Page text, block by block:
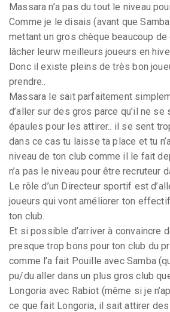
Massara n’a pas du tout le niveau
Comme je le disais (avant que Samba
mettant un gros chèque beaucoup
lâcher leurw meilleurs joueurs en
Donc il existe pleins de très bon
prendre..
Massara le sait parfaitement
d’aller sur des gros parce qu’il ne se
épaules pour les attirer.. il se sent
dans ce cas tu laisse ta place et tu
niveau de ton club comme il le fait
n’a pas le niveau pour être recruteur
Le rôle d’un Directeur sportif est
joueurs qui vont améliorer ton
ton club.
Et si possible d’arriver à convaincre
presque trop bons pour ton club du
comme l’a fait Pouille avec Samba
pu/du aller dans un plus gros club
Longoria avec Rabiot (même si je
ce que fait Longoria, il sait attirer